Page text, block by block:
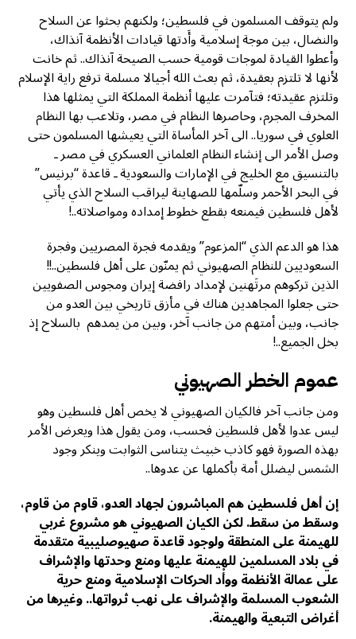
ولم يتوقف المسلمون في فلسطين؛ ولكنهم بحثوا عن السلاح
والنضال، بين موجة إسلامية وأَدتها قيادات الأنظمة آنذاك،
وأعطوا القيادة لموجات قومية حسب الصيحة آنذاك.. ثم خانت
لأنها لا تلتزم بعقيدة، ثم بعث الله أجيالا مسلمة ترفع راية الإسلام
وتلتزم عقيدته؛ فتآمرت عليها أنظمة المملكة التي يمثلها هذا
المخرف المجرم، وحاصرها النظام في مصر، وتلاعب بها النظام
العلوي في سوريا.. الى آخر المأساة التي يعيشها المسلمون حتى
وصل الأمر الى إنشاء النظام العلماني العسكري في مصر ـ
بالتنسيق مع الخليج في الإمارات والسعودية ـ قاعدة “برنيس”
في البحر الأحمر وسلّمها للصهاينة ليراقب السلاح الذي يأتي
لأهل فلسطين فيمنعه بقطع خطوط إمداده ومواصلاته..!
هذا هو الدعم الذي “المزعوم” ويقدمه فجرة المصريين وفجرة
السعوديين للنظام الصهيوني ثم يمنّون على أهل فلسطين..!!
الذين تركوهم مرتَهنين لإمداد رافضة إيران ومجوس الصفويين
حتى جعلوا المجاهدين هناك في مأزق تاريخي بين العدو من
جانب، وبين أمتهم من جانب آخر، وبين من يمدهم بالسلاح إذ
بخل الجميع..!
عموم الخطر الصهيوني
ومن جانب آخر فالكيان الصهيوني لا يخص أهل فلسطين وهو
ليس عدوا لأهل فلسطين فحسب، ومن يقول هذا ويعرض الأمر
بهذه الصورة فهو كاذب خبيث يتناسى الثوابت وينكر وجود
الشمس ليضلل أمة بأكملها عن عدوها..
إن أهل فلسطين هم المباشرون لجهاد العدو، قاوم من قاوم،
وسقط من سقط. لكن الكيان الصهيوني هو مشروع غربي
للهيمنة على المنطقة ولوجود قاعدة صهيوصليبية متقدمة
في بلاد المسلمين للهيمنة عليها ومنع وحدتها والإشراف
على عمالة الأنظمة ووأْد الحركات الإسلامية ومنع حرية
الشعوب المسلمة والإشراف على نهب ثرواتها.. وغيرها من
أغراض التبعية والهيمنة.